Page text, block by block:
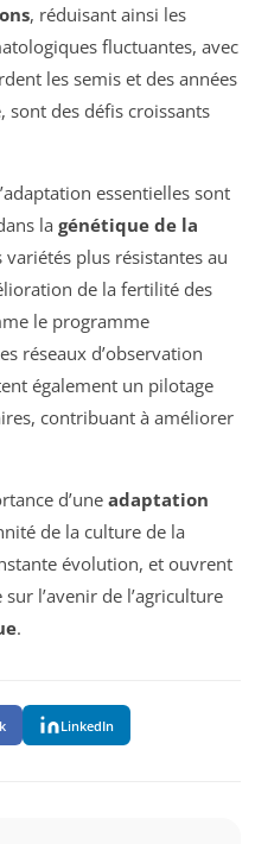
, réduisant ainsi les
fluctuantes, avec
les semis et des années
sont des défis croissants
essentielles sont
la génétique de la
plus résistantes au
de la fertilité des
le programme
réseaux d’observation
également un pilotage
contribuant à améliorer
d’une adaptation
de la culture de la
évolution, et ouvrent
l’avenir de l’agriculture
.
LinkedIn